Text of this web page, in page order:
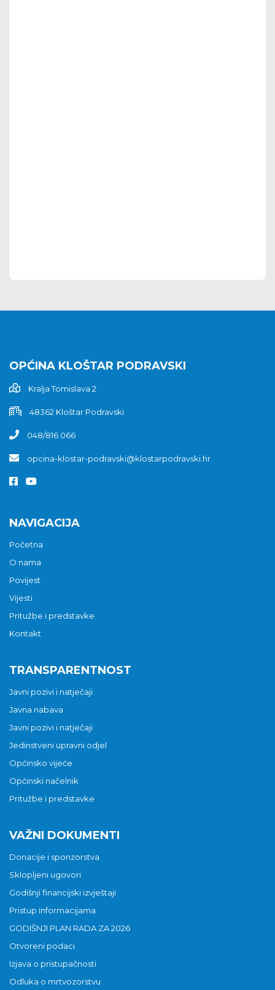
OPĆINA KLOŠTAR PODRAVSKI
Kralja Tomislava 2
48362 Kloštar Podravski
048/816 066
opcina-klostar-podravski@klostarpodravski.hr
NAVIGACIJA
Početna
O nama
Povijest
Vijesti
Pritužbe i predstavke
Kontakt
TRANSPARENTNOST
Javni pozivi i natječaji
Javna nabava
Javni pozivi i natječaji
Jedinstveni upravni odjel
Općinsko vijeće
Općinski načelnik
Pritužbe i predstavke
VAŽNI DOKUMENTI
Donacije i sponzorstva
Sklopljeni ugovori
Godišnji financijski izvještaji
Pristup informacijama
GODIŠNJI PLAN RADA ZA 2026
Otvoreni podaci
Izjava o pristupačnosti
Odluka o mrtvozorstvu